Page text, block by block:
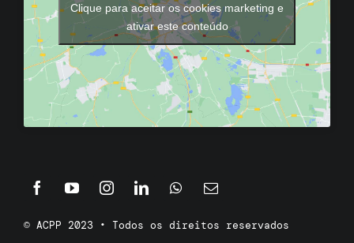
Clique para aceitar os cookies marketing e
ativar este conteúdo
© ACPP 2023 • Todos os direitos reservados